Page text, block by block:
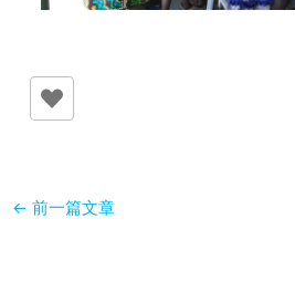
← 前一篇文章